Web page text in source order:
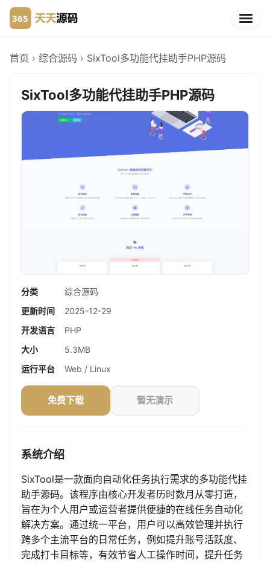
首页 › 综合源码 › SixTool多功能代挂助手PHP源码
SixTool多功能代挂助手PHP源码
分类
综合源码
更新时间
2025-12-29
开发语言
PHP
大小
5.3MB
运行平台
Web / Linux
免费下载 暂无演示
系统介绍
SixTool是一款面向自动化任务执行需求的多功能代挂
助手源码。该程序由核心开发者历时数月从零打造，
旨在为个人用户或运营者提供便捷的在线任务自动化
解决方案。通过统一平台，用户可以高效管理并执行
跨多个主流平台的日常任务，例如提升账号活跃度、
完成打卡目标等，有效节省人工操作时间，提升任务